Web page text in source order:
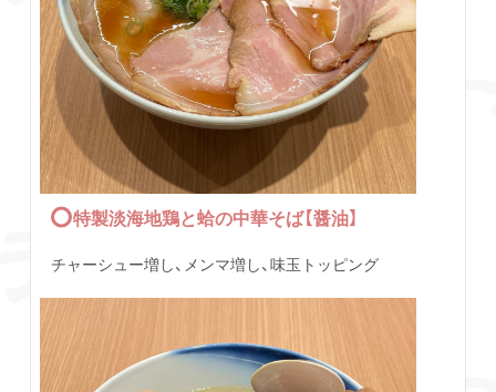
特製淡海地鶏と蛤の中華そば【醤油】
チャーシュー増し、メンマ増し、味玉トッピング